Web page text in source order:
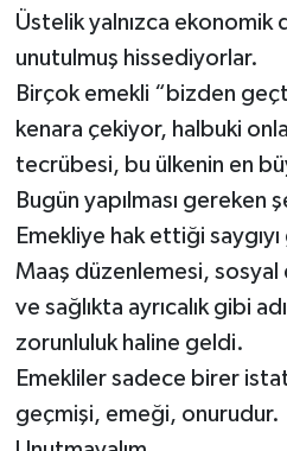
Üstelik yalnızca ekonomik
unutulmuş hissediyorlar.
Birçok emekli “bizden
kenara çekiyor, halbuki
tecrübesi, bu ülkenin en
Bugün yapılması gereken
Emekliye hak ettiği
Maaş düzenlemesi,
ve sağlıkta ayrıcalık gibi
zorunluluk haline geldi.
Emekliler sadece birer
geçmişi, emeği, onurudur.